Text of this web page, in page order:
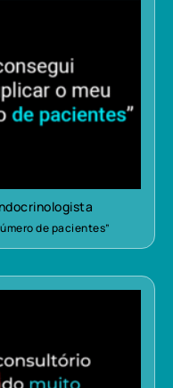
de pacientes”